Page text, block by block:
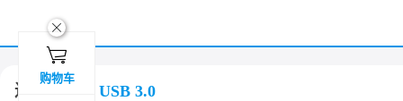
连接器 USB 3.0
ဆ

购物车